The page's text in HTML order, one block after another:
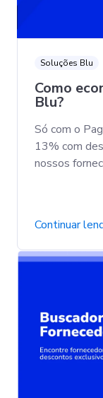
Soluções Blu
Como
Blu?
Só com o
13% com
nossos
Continuar